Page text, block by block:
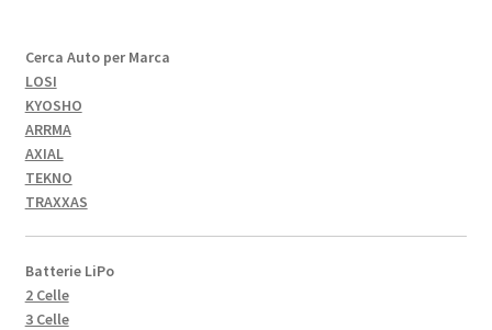
Cerca Auto per Marca
LOSI
KYOSHO
ARRMA
AXIAL
TEKNO
TRAXXAS
Batterie LiPo
2 Celle
3 Celle